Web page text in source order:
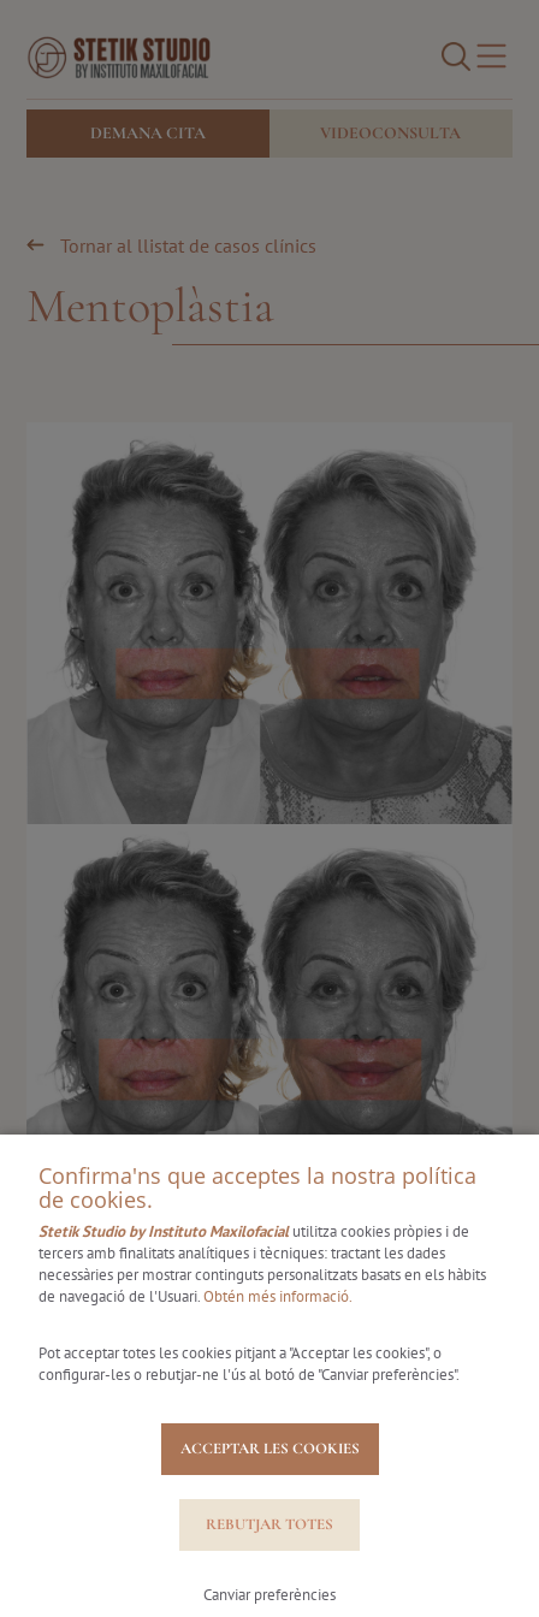
DEMANA CITA VIDEOCONSULTA
Medicina estética facial
Stetik Studio Blog
BUSCAR
Tornar al llistat de casos clínics
Mentoplàstia
Reserva la teva cita
transformación.
RESERVAR
Confirma'ns que acceptes la nostra política
de cookies.
Stetik Studio by Instituto Maxilofacialutilitza cookies pròpies i de
tercers amb finalitats analítiques i tècniques: tractant les dades
necessàries per mostrar continguts personalitzats basats en els hàbits
de navegació de l'Usuari.Obtén més informació.
Pot acceptar totes les cookies pitjant a "Acceptar les cookies", o
configurar-les o rebutjar-ne l'ús al botó de "Canviar preferències".
ACCEPTAR LES COOKIES
REBUTJAR TOTES
Canviar preferències